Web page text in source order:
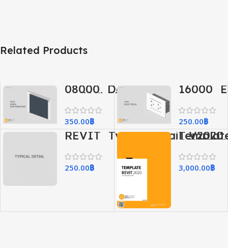
Related Products
08000_Doors
and Windows
(งานประตูและ
หน้าต่าง)
350.00฿
(งานระบ
250.00฿
REVIT_TypicalDetail_V2020
250.00฿ 3,000.00฿